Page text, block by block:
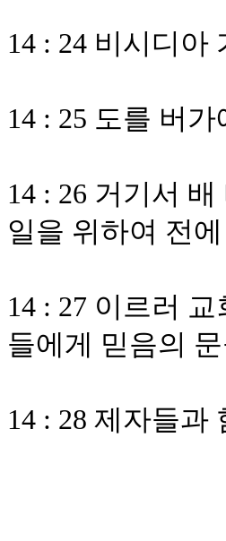
14 : 24 비시디아
14 : 25 도를 버
14 : 26 거기서
일을 위하여 전
14 : 27 이르러
들에게 믿음의
14 : 28 제자들과